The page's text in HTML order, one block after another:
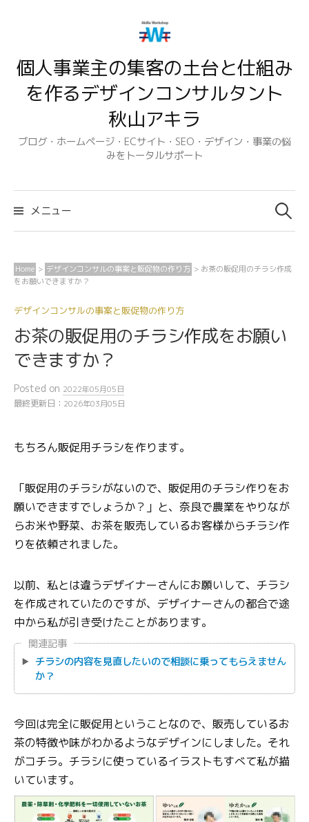
ン
キ
個人事業主の集客の土台と仕組み
を作るデザインコンサルタント
秋山アキラ
ブログ・ホームページ・ECサイト・SEO・デザイン・事業の悩
みをトータルサポート
メニュー
検
索:
Home > デザインコンサルの事案と販促物の作り方 > お茶の販促用のチラシ作成
をお願いできますか？
デザインコンサルの事案と販促物の作り方
お茶の販促用のチラシ作成をお願い
できますか？
Posted on 2022年05月05日
最終更新日： 2026年03月05日
もちろん販促用チラシを作ります。
「販促用のチラシがないので、販促用のチラシ作りをお
願いできますでしょうか？」と、奈良で農業をやりなが
らお米や野菜、お茶を販売しているお客様からチラシ作
りを依頼されました。
以前、私とは違うデザイナーさんにお願いして、チラシ
を作成されていたのですが、デザイナーさんの都合で途
中から私が引き受けたことがあります。
関連記事
チラシの内容を見直したいので相談に乗ってもらえません
か？
今回は完全に販促用ということなので、販売しているお
茶の特徴や味がわかるようなデザインにしました。それ
がコチラ。チラシに使っているイラストもすべて私が描
いています。